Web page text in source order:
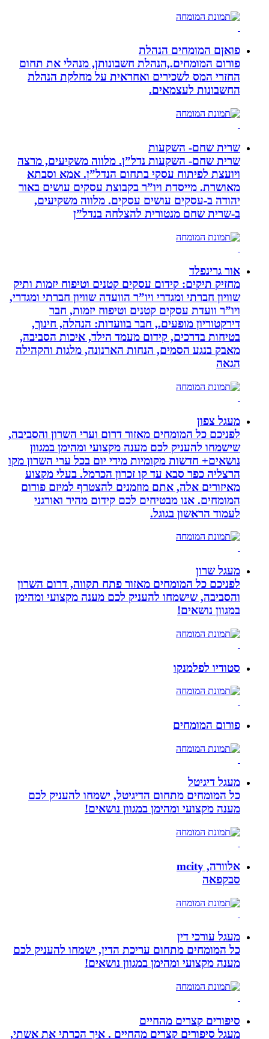
פואןם המומחים הנהלת
פורום המומחים.,הנהלת חשבונותן, מנהלי את תחום
החזרי המס לשכירים ואחראית על מחלקת הנהלת
החשבונות לעצמאים.
שרית שחם- השקעות
שרית שחם- השקעות נדל”ן. מלווה משקיעים, מרצה
ויועצת לפיתוח עסקי בתחום הנדל”ן. אמא וסבתא
מאושרת. ‏מייסדת ויו”ר בקבוצת עסקים עושים באור
יהודה‏ ב-‏עסקים עושים עסקים‏. ‏מלווה משקיעים,
ב-‏שרית שחם מנטורית להצלחה בנדל”ן‏
אור גרינפלד
מחזיק תיקים: קידום עסקים קטנים וטיפוח יזמות ותיק
שוויון חברתי ומגדרי ויו”ר הוועדה שוויון חברתי ומגדרי,
ויו”ר וועדת עסקים קטנים וטיפוח יזמות, חבר
דירקטוריון מופעים., חבר בוועדות: הנהלה, חינוך,
בטיחות בדרכים, קידום מעמד הילד, איכות הסביבה,
מאבק בנגע הסמים, הנחות הארנונה, מלגות והקהילה
הגאה
מעגל צפון
לפניכם כל המומחים מאזור דרום וערי השרון והסביבה,
שישמחו להעניק לכם מענה מקצועי ומהימן במגוון
נושאים+ חדשות מקומיות מידי יום בכל ערי השרון מקו
הרצליה כפר סבא עד קו זכרון הכרמל. בעלי מקצוע
מאיזורים אלה, אתם מוזמנים להצטרף למיזם פורום
המומחים. אנו מבטיחים לכם קידום מהיר ואורגני
לעמוד הראשון בגוגל.
מעגל שרון
לפניכם כל המומחים מאזור פתח תקווה, דרום השרון
והסביבה, שישמחו להעניק לכם מענה מקצועי ומהימן
במגוון נושאים!
סטודיו לפלמנקו
פורום המומחים
מעגל דיגיטל
כל המומחים מתחום הדיגיטל, ישמחו להעניק לכם
מענה מקצועי ומהימן במגוון נושאים!
אלוורה, mcity
סבקפאה
מעגל עורכי דין
כל המומחים מתחום עריכת הדין, ישמחו להעניק לכם
מענה מקצועי ומהימן במגוון נושאים!
סיפורים קצרים מהחיים
מעגל סיפורים קצרים מהחיים . איך הכרתי את אשתי,